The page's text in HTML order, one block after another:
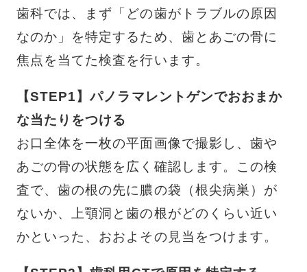
歯科では、まず「どの歯がトラブルの原因
なのか」を特定するため、歯とあごの骨に
焦点を当てた検査を行います。
【STEP1】パノラマレントゲンでおおまか
な当たりをつける
お口全体を一枚の平面画像で撮影し、歯や
あごの骨の状態を広く確認します。この検
査で、歯の根の先に膿の袋（根尖病巣）が
ないか、上顎洞と歯の根がどのくらい近い
かといった、おおよその見当をつけます。